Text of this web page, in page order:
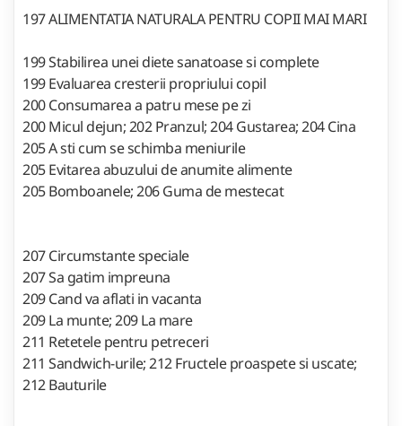
197 ALIMENTATIA NATURALA PENTRU COPII MAI MARI
199 Stabilirea unei diete sanatoase si complete
199 Evaluarea cresterii propriului copil
200 Consumarea a patru mese pe zi
200 Micul dejun; 202 Pranzul; 204 Gustarea; 204 Cina
205 A sti cum se schimba meniurile
205 Evitarea abuzului de anumite alimente
205 Bomboanele; 206 Guma de mestecat
207 Circumstante speciale
207 Sa gatim impreuna
209 Cand va aflati in vacanta
209 La munte; 209 La mare
211 Retetele pentru petreceri
211 Sandwich-urile; 212 Fructele proaspete si uscate;
212 Bauturile